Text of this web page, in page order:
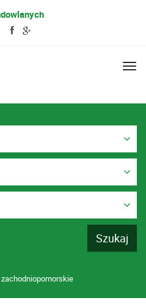
zachodniopomorskie